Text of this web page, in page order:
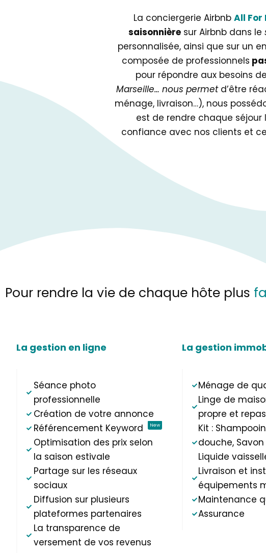
La conciergerie Airbnb All For
saisonnière sur Airbnb dans le
personnalisée, ainsi que sur un
composée de professionnels
pour répondre aux besoins
Marseille… nous permetd’être
ménage, livraison…), nous
est de rendre chaque séjour
confiance avec nos clients et
Pour rendre la vie de chaque hôte plus
La gestion en ligne
Séance photo
professionnelle
Création de votre annonce
Référencement Keyword
New
Optimisation des prix selon
la saison estivale
Partage sur les réseaux
sociaux
Diffusion sur plusieurs
plateformes partenaires
La transparence de
versement de vos revenus
La gestion
Ménage de
Linge de
propre et
Kit :
douche,
Liquide
Livraison et
équipements
Maintenance
Assurance